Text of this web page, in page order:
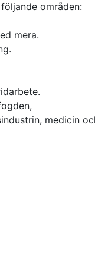
områden:
mera.
medicin